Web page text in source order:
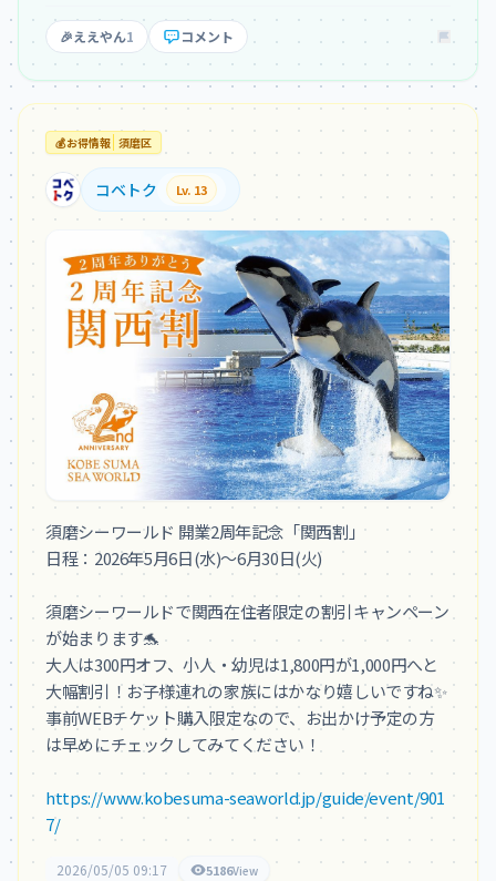
🎉ええやん1 コメント
💰お得情報 須磨区
コベトク Lv. 13
須磨シーワールド 開業2周年記念「関西割」
日程：2026年5月6日(水)～6月30日(火)
須磨シーワールドで関西在住者限定の割引キャンペーン
が始まります🐬
大人は300円オフ、小人・幼児は1,800円が1,000円へと
大幅割引！お子様連れの家族にはかなり嬉しいですね✨
事前WEBチケット購入限定なので、お出かけ予定の方
は早めにチェックしてみてください！
https://www.kobesuma-seaworld.jp/guide/event/901
7/
2026/05/05 09:17 5186View